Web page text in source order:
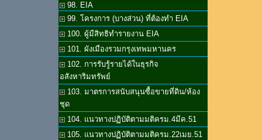
98. EIA
99. โครงการ (บางส่วน) ที่ต้องทำ EIA
100. ผู้มีสิทธิทำรายงาน EIA
101. ผังเมืองรวมกรุงเทพมหานคร
102. การรับรู้รายได้ในธุรกิจ
อสังหาริมทรัพย์
103. มาตรการสนับสนุนซื้อขายที่ดิน/ห้อง
ชุด
104. แนวทางปฏิบัติตามมติครม.4มีค.51
105. แนวทางปฏิบัติตามมติครม.22เมย.51